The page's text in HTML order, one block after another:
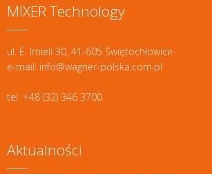
MIXER Technology
ul. E. Imieli 30, 41-605 Świętochłowice
e-mail: info@wagner-polska.com.pl
tel: +48 (32) 346 3700
Aktualności